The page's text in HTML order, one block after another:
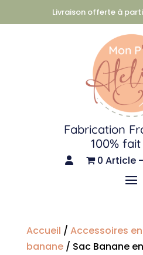
Livraison offerte à
Fabrication
100%
0 Article
Accueil / Accessoires
banane/ Sac Banane